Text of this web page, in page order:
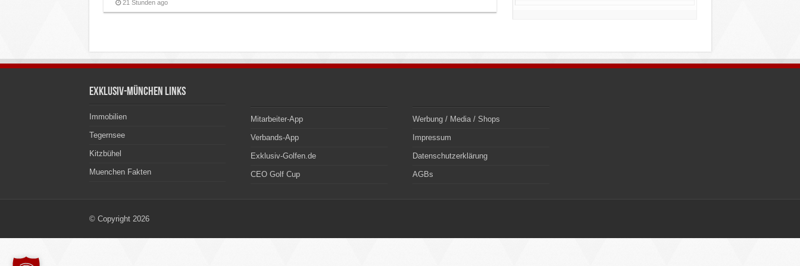
21 Stunden ago
Exklusiv-München Links
Immobilien
Tegernsee
Kitzbühel
Muenchen Fakten
Mitarbeiter-App
Verbands-App
Exklusiv-Golfen.de
CEO Golf Cup
Werbung / Media / Shops
Impressum
Datenschutzerklärung
AGBs
© Copyright 2026